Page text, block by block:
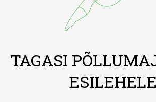
TAGASI
ESILEHELE